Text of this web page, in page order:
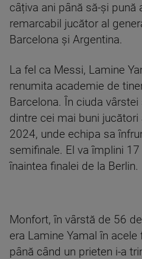
câțiva ani până să-și pună
remarcabil jucător al
Barcelona și Argentina.
La fel ca Messi, Lamine
renumita academie de
Barcelona. În ciuda vârstei
dintre cei mai buni jucători
2024, unde echipa sa
semifinale. El va împlini
înaintea finalei de la Berlin.
Monfort, în vârstă de 56
era Lamine Yamal în
până când un prieten i-a